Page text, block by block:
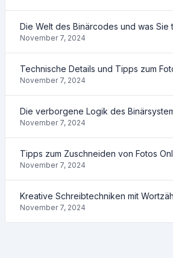
Die Welt des Binärcodes und was Sie
November 7, 2024
Technische Details und Tipps zum
November 7, 2024
Die verborgene Logik des
November 7, 2024
Tipps zum Zuschneiden von Fotos
November 7, 2024
Kreative Schreibtechniken mit
November 7, 2024